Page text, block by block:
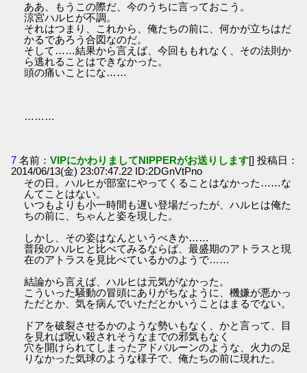
ああ、もうこの際だ、今のうちに言っておこう。
涼宮ハルヒが不調。
それはつまり、これから、俺たちの前に、何かが立ちはだ
かるであろう合図なのだ。
そして……結果から言えば、今回ももれなく、その法則か
ら逃れることはできなかった。
頭の痛いことにな……
………
7 名前：VIPにかわりましてNIPPERがお送りします[] 投稿日：
2014/06/13(金) 23:07:47.22 ID:2DGnVtPno
その日。ハルヒが部室にやってくることはなかった……な
んてことはない。
いつもよりも小一時間も遅い登場だったが、ハルヒは俺た
ちの前に、ちゃんと姿を現した。
しかし、その姿はなんというべきか……
普段のハルヒと比べてみるならば、最盛期のアトラスと現
在のアトラスを見比べているかのようで……
結論から言えば、ハルヒは元気がなかった。
こういった騒動の冒頭にありがちなように、機嫌が悪かっ
ただとか、気を病んでいただとかいうことはまるでない。
ドアを破裂させるかのような勢いもなく、かと言って、目
を見れば呪い殺されそうなまでの邪気もなく
穴を開けられてしまったアドバルーンのような、火力の足
りなかった気球のような様子で、俺たちの前に現れた。